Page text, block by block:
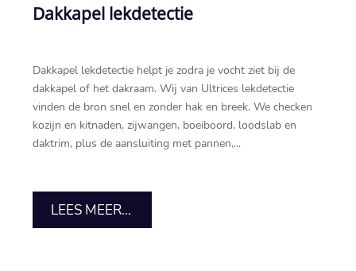
Dakkapel lekdetectie
Dakkapel lekdetectie helpt je zodra je vocht ziet bij de
dakkapel of het dakraam.​ Wij van Ultrices lekdetectie
vinden de bron snel en zonder hak en breek.​ We checken
kozijn en kitnaden, zijwangen, boeiboord, loodslab en
daktrim, plus de aansluiting met pannen,...
LEES MEER...